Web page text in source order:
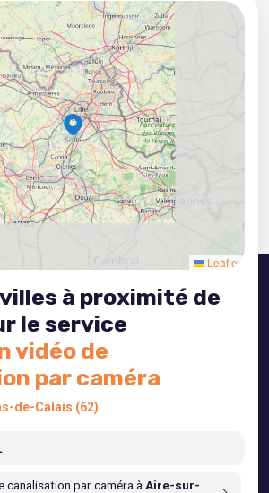
3
4
5
3
8
Leaflet
à proximité de
le service
vidéo de
par caméra
de-Calais (62)
canalisation par caméra à Aire-sur-